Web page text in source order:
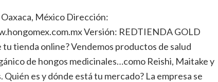
México Dirección:
Versión: REDTIENDA GOLD
tu tienda online? Vendemos productos de salud
de hongos medicinales…como Reishi, Maitake y
Quién es y dónde está tu mercado? La empresa se